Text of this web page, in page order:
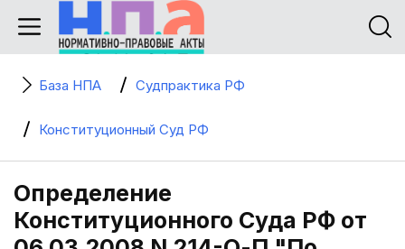
База НПА Судпрактика РФ
Конституционный Суд РФ
Определение
Конституционного Суда РФ от